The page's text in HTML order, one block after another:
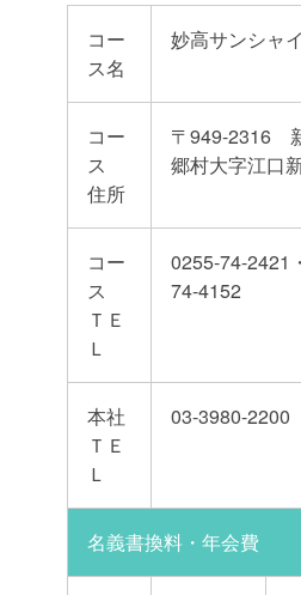
コー
ス名
妙高サンシャ
コー
ス
住所
〒949-2316
郷村大字江口
コー
ス
ＴＥ
Ｌ
0255-74-2421
74-4152
本社
ＴＥ
Ｌ
03-3980-2200
名義書換料・年会費